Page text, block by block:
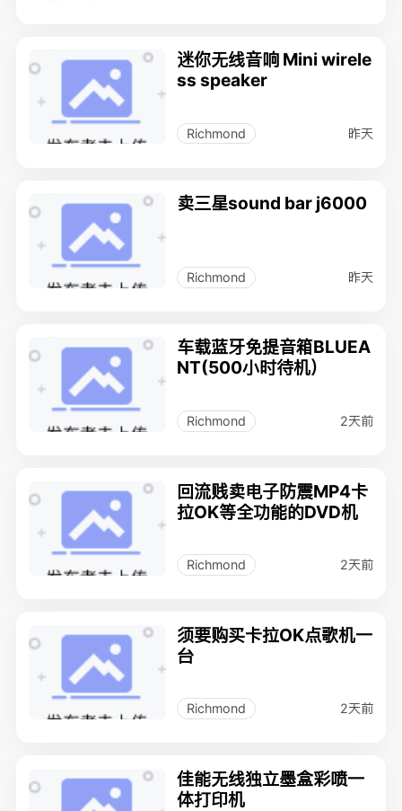
迷你无线音响 Mini wirele
ss speaker
Richmond 昨天
卖三星sound bar j6000
Richmond 昨天
车载蓝牙免提音箱BLUEA
NT(500小时待机）
Richmond 2天前
回流贱卖电子防震MP4卡
拉OK等全功能的DVD机
Richmond 2天前
须要购买卡拉OK点歌机一
台
Richmond 2天前
佳能无线独立墨盒彩喷一
体打印机